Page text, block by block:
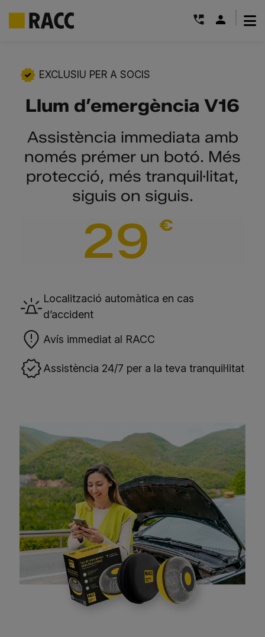
content EXCLUSIU PER A SOCIS
Llum d’emergència V16
Assistència immediata amb
només prémer un botó. Més
protecció, més tranquil·litat,
siguis on siguis.
29 €
Localització automàtica en cas
d’accident
Avís immediat al RACC
Assistència 24/7 per a la teva tranquil·litat